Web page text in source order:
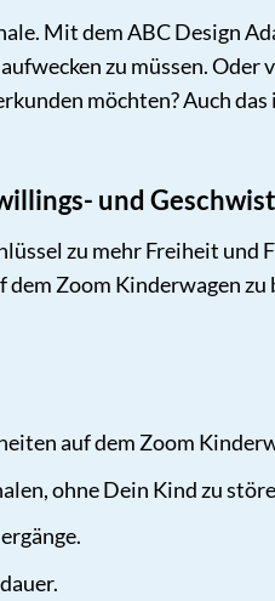
Mit dem ABC Design
zu müssen.
möchten? Auch
und
zu mehr Freiheit
Zoom Kinderwagen
auf dem Zoom
ohne Dein Kind zu